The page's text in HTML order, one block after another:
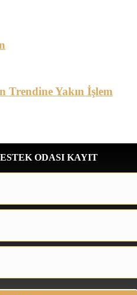
Trendine Yakın İşlem
ODASI KAYIT